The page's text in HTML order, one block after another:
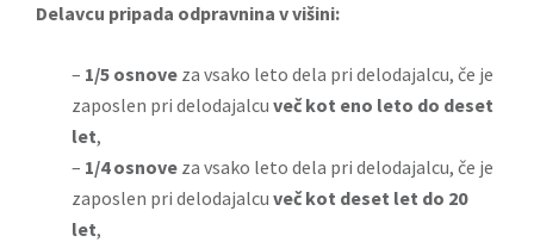
Delavcu pripada odpravnina v višini:
– 1/5 osnove za vsako leto dela pri delodajalcu, če je
zaposlen pri delodajalcu več kot eno leto do deset
let,
– 1/4 osnove za vsako leto dela pri delodajalcu, če je
zaposlen pri delodajalcu več kot deset let do 20
let,